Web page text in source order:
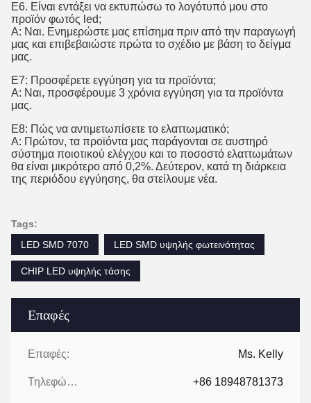
Επαφές
Επαφές: Ms. Kelly
Τηλεφώνημα: +86 18948781373
Ε6. Είναι εντάξει να εκτυπώσω το λογότυπό μου στο
προϊόν φωτός led;
Α: Ναι. Ενημερώστε μας επίσημα πριν από την παραγωγή
μας και επιβεβαιώστε πρώτα το σχέδιο με βάση το δείγμα
μας.
Ε7: Προσφέρετε εγγύηση για τα προϊόντα;
Α: Ναι, προσφέρουμε 3 χρόνια εγγύηση για τα προϊόντα
μας.
Ε8: Πώς να αντιμετωπίσετε το ελαττωματικό;
Α: Πρώτον, τα προϊόντα μας παράγονται σε αυστηρό
σύστημα ποιοτικού ελέγχου και το ποσοστό ελαττωμάτων
θα είναι μικρότερο από 0,2%. Δεύτερον, κατά τη διάρκεια
της περιόδου εγγύησης, θα στείλουμε νέα.
Tags:
LED SMD 7070
LED SMD υψηλής φωτεινότητας
CHIP LED υψηλής τάσης